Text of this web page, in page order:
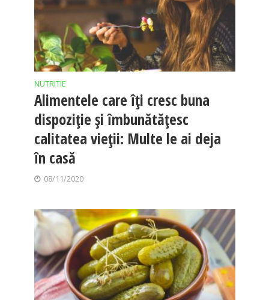
NUTRITIE
Alimentele care îți cresc buna
dispoziție și îmbunătățesc
calitatea vieții: Multe le ai deja
în casă
08/11/2020